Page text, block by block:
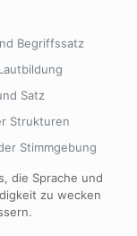
Begriffssatz
Satz
Strukturen
Stimmgebung
die Sprache und
zu wecken